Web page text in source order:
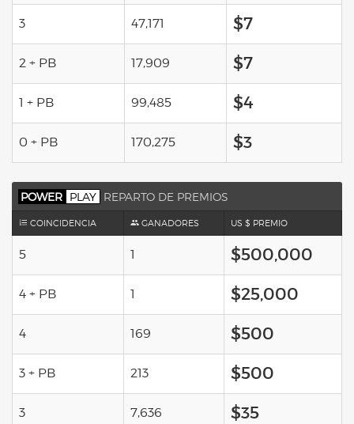
3 47,171 $7
2 + PB 17,909 $7
1 + PB 99,485 $4
0 + PB 170,275 $3
POWER PLAY REPARTO DE PREMIOS
COINCIDENCIA GANADORES US $ PREMIO
5 1 $500,000
4 + PB 1 $25,000
4 169 $500
3 + PB 213 $500
3 7,636 $35